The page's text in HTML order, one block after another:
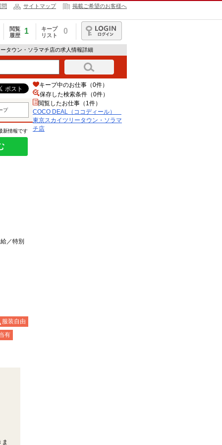
問 サイトマップ 掲載ご希望のお客様へ
閲覧
履歴
1
キープ
リスト
0
ログイン
タウン・ソラマチ店の求人情報詳細
プ
新情報です
／特別
服装自由
有
キープ中のお仕事（0件）
保存した検索条件（0件）
閲覧したお仕事（1件）
COCO DEAL（ココディール）
東京スカイツリータウン・ソラマ
チ店